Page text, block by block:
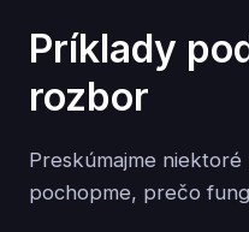
Príklady
rozbor
Preskúmajme
pochopme, prečo